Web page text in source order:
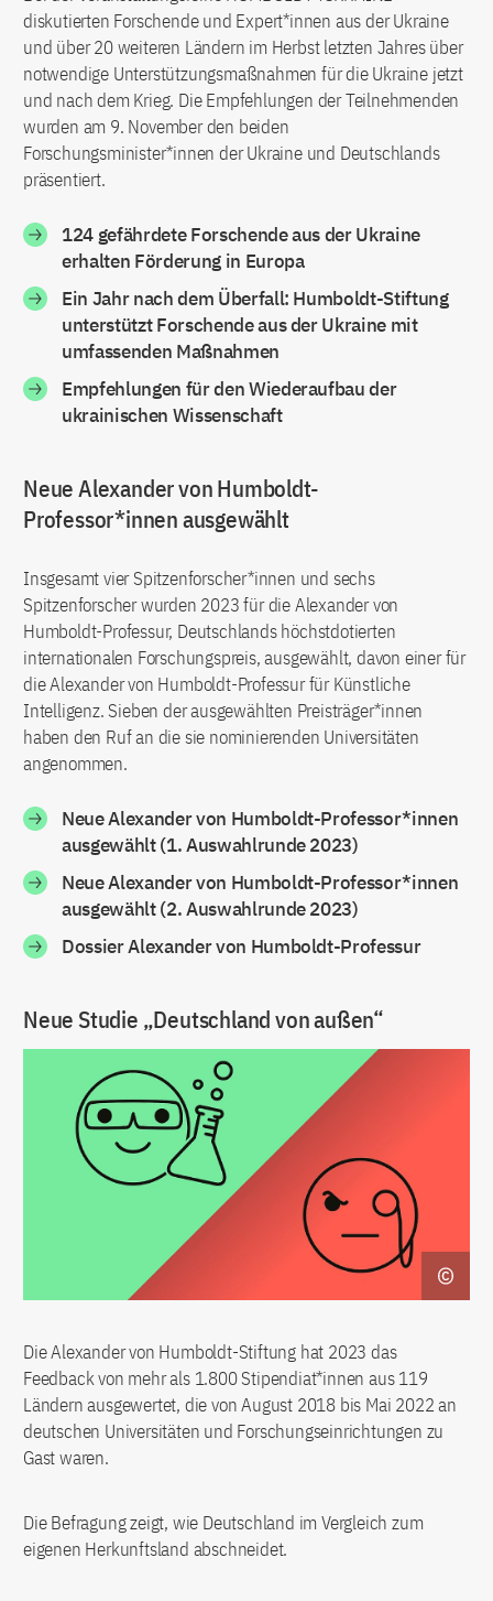
diskutierten Forschende und Expert*innen aus der Ukraine
und über 20 weiteren Ländern im Herbst letzten Jahres über
notwendige Unterstützungsmaßnahmen für die Ukraine jetzt
und nach dem Krieg. Die Empfehlungen der Teilnehmenden
wurden am 9. November den beiden
Forschungsminister*innen der Ukraine und Deutschlands
präsentiert.
124 gefährdete Forschende aus der Ukraine
erhalten Förderung in Europa
Ein Jahr nach dem Überfall: Humboldt-Stiftung
unterstützt Forschende aus der Ukraine mit
umfassenden Maßnahmen
Empfehlungen für den Wiederaufbau der
ukrainischen Wissenschaft
Neue Alexander von Humboldt-
Professor*innen ausgewählt
Insgesamt vier Spitzenforscher*innen und sechs
Spitzenforscher wurden 2023 für die Alexander von
Humboldt-Professur, Deutschlands höchstdotierten
internationalen Forschungspreis, ausgewählt, davon einer für
die Alexander von Humboldt-Professur für Künstliche
Intelligenz. Sieben der ausgewählten Preisträger*innen
haben den Ruf an die sie nominierenden Universitäten
angenommen.
Neue Alexander von Humboldt-Professor*innen
ausgewählt (1. Auswahlrunde 2023)
Neue Alexander von Humboldt-Professor*innen
ausgewählt (2. Auswahlrunde 2023)
Dossier Alexander von Humboldt-Professur
Neue Studie „Deutschland von außen“
Die Alexander von Humboldt-Stiftung hat 2023 das
Feedback von mehr als 1.800 Stipendiat*innen aus 119
Ländern ausgewertet, die von August 2018 bis Mai 2022 an
deutschen Universitäten und Forschungseinrichtungen zu
Gast waren.
Die Befragung zeigt, wie Deutschland im Vergleich zum
eigenen Herkunftsland abschneidet.